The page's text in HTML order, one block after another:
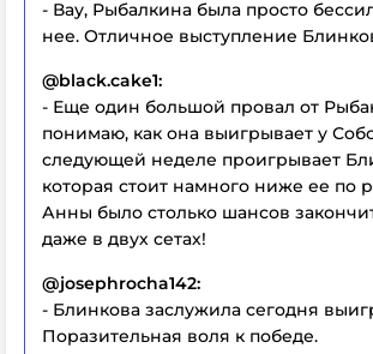
- Вау, Рыбалкина была просто
нее. Отличное выступление
@black.cake1:
- Еще один большой провал от
понимаю, как она выигрывает у
следующей неделе проигрывает
которая стоит намного ниже ее по
Анны было столько шансов
даже в двух сетах!
@josephrocha142:
- Блинкова заслужила сегодня
Поразительная воля к победе.